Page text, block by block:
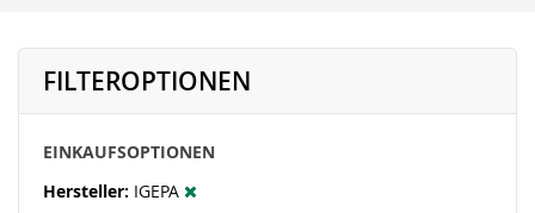
FILTEROPTIONEN
EINKAUFSOPTIONEN
Hersteller IGEPA